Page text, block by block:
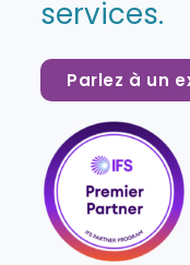
services.
Parlez à un